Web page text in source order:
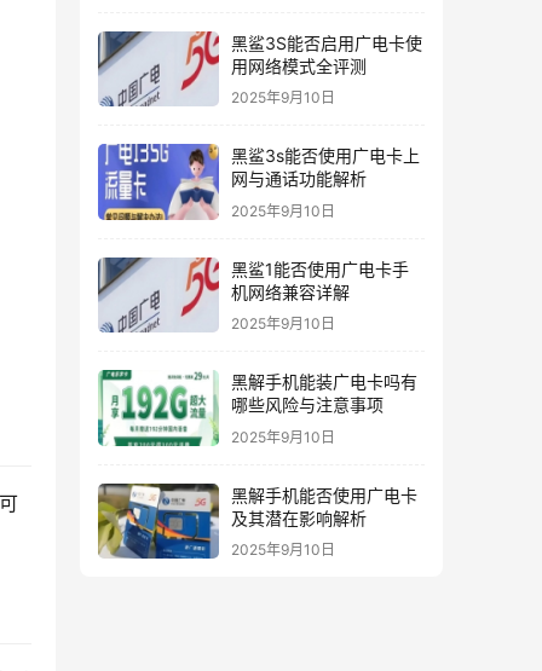
黑鲨3S能否启用广电卡使
用网络模式全评测
2025年9月10日
黑鲨3s能否使用广电卡上
网与通话功能解析
2025年9月10日
黑鲨1能否使用广电卡手
机网络兼容详解
2025年9月10日
黑解手机能装广电卡吗有
哪些风险与注意事项
2025年9月10日
黑解手机能否使用广电卡
及其潜在影响解析
2025年9月10日